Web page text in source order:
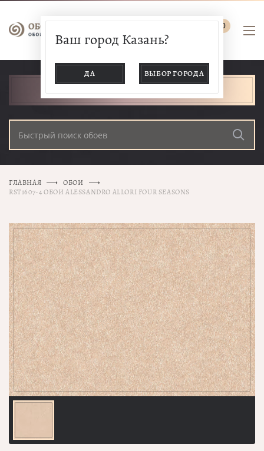
0
Ваш город Казань?
ДА ВЫБОР ГОРОДА
ГЛАВНАЯ
ОБОИ
RST1607-4 ОБОИ ALESSANDRO ALLORI FOUR SEASONS